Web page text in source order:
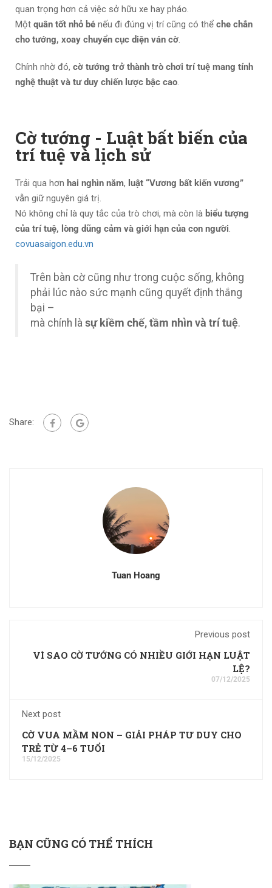
quan trọng hơn cả việc sở hữu xe hay pháo.
Một quân tốt nhỏ bé nếu đi đúng vị trí cũng có thể che chắn
cho tướng, xoay chuyển cục diện ván cờ.
Chính nhờ đó, cờ tướng trở thành trò chơi trí tuệ mang tính
nghệ thuật và tư duy chiến lược bậc cao.
Cờ tướng - Luật bất biến của
trí tuệ và lịch sử
Trải qua hơn hai nghìn năm, luật “Vương bất kiến vương”
vẫn giữ nguyên giá trị.
Nó không chỉ là quy tắc của trò chơi, mà còn là biểu tượng
của trí tuệ, lòng dũng cảm và giới hạn của con người.
covuasaigon.edu.vn
Trên bàn cờ cũng như trong cuộc sống, không
phải lúc nào sức mạnh cũng quyết định thắng
bại –
mà chính là sự kiềm chế, tầm nhìn và trí tuệ.
Share:
Tuan Hoang
Previous post
VÌ SAO CỜ TƯỚNG CÓ NHIỀU GIỚI HẠN LUẬT
LỆ?
07/12/2025
Next post
CỜ VUA MẦM NON – GIẢI PHÁP TƯ DUY CHO
TRẺ TỪ 4–6 TUỔI
15/12/2025
BẠN CŨNG CÓ THỂ THÍCH